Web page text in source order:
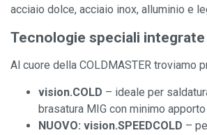
acciaio dolce, acciaio inox, alluminio e
Tecnologie speciali integrate
Al cuore della COLDMASTER troviamo
vision.COLD – ideale per
brasatura MIG con minimo
NUOVO: vision.SPEEDCOLD –